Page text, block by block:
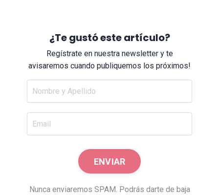
¿Te gustó este artículo?
Regístrate en nuestra newsletter y te
avisaremos cuando publiquemos los próximos!
Nunca enviaremos SPAM. Podrás darte de baja